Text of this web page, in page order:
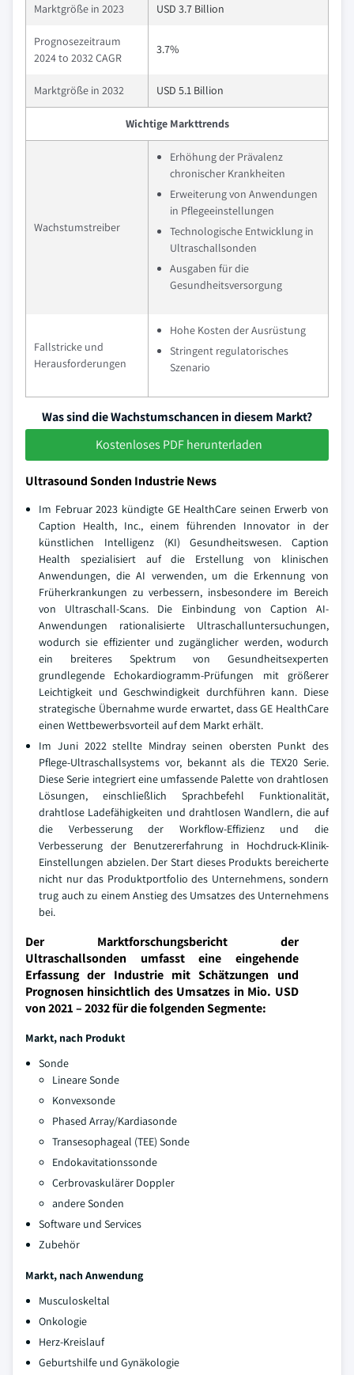
Marktgröße in 2023 USD 3.7 Billion
Prognosezeitraum
2024 to 2032 CAGR
3.7%
Marktgröße in 2032 USD 5.1 Billion
Wichtige Markttrends
Wachstumstreiber
Erhöhung der Prävalenz
chronischer Krankheiten
Erweiterung von Anwendungen
in Pflegeeinstellungen
Technologische Entwicklung in
Ultraschallsonden
Ausgaben für die
Gesundheitsversorgung
Fallstricke und
Herausforderungen
Hohe Kosten der Ausrüstung
Stringent regulatorisches
Szenario
Was sind die Wachstumschancen in diesem Markt?
Kostenloses PDF herunterladen
Ultrasound Sonden Industrie News
Im Februar 2023 kündigte GE HealthCare seinen Erwerb von
Caption Health, Inc., einem führenden Innovator in der
künstlichen Intelligenz (KI) Gesundheitswesen. Caption
Health spezialisiert auf die Erstellung von klinischen
Anwendungen, die AI verwenden, um die Erkennung von
Früherkrankungen zu verbessern, insbesondere im Bereich
von Ultraschall-Scans. Die Einbindung von Caption AI-
Anwendungen rationalisierte Ultraschalluntersuchungen,
wodurch sie effizienter und zugänglicher werden, wodurch
ein breiteres Spektrum von Gesundheitsexperten
grundlegende Echokardiogramm-Prüfungen mit größerer
Leichtigkeit und Geschwindigkeit durchführen kann. Diese
strategische Übernahme wurde erwartet, dass GE HealthCare
einen Wettbewerbsvorteil auf dem Markt erhält.
Im Juni 2022 stellte Mindray seinen obersten Punkt des
Pflege-Ultraschallsystems vor, bekannt als die TEX20 Serie.
Diese Serie integriert eine umfassende Palette von drahtlosen
Lösungen, einschließlich Sprachbefehl Funktionalität,
drahtlose Ladefähigkeiten und drahtlosen Wandlern, die auf
die Verbesserung der Workflow-Effizienz und die
Verbesserung der Benutzererfahrung in Hochdruck-Klinik-
Einstellungen abzielen. Der Start dieses Produkts bereicherte
nicht nur das Produktportfolio des Unternehmens, sondern
trug auch zu einem Anstieg des Umsatzes des Unternehmens
bei.
Der Marktforschungsbericht der
Ultraschallsonden umfasst eine eingehende
Erfassung der Industrie mit Schätzungen und
Prognosen hinsichtlich des Umsatzes in Mio. USD
von 2021 – 2032 für die folgenden Segmente:
Markt, nach Produkt
Sonde
Lineare Sonde
Konvexsonde
Phased Array/Kardiasonde
Transesophageal (TEE) Sonde
Endokavitationssonde
Cerbrovaskulärer Doppler
andere Sonden
Software und Services
Zubehör
Markt, nach Anwendung
Musculoskeltal
Onkologie
Herz-Kreislauf
Geburtshilfe und Gynäkologie